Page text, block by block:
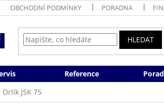
OBCHODNÍ PODMÍNKY PORADNA
HLEDAT
Reference
JSK 75